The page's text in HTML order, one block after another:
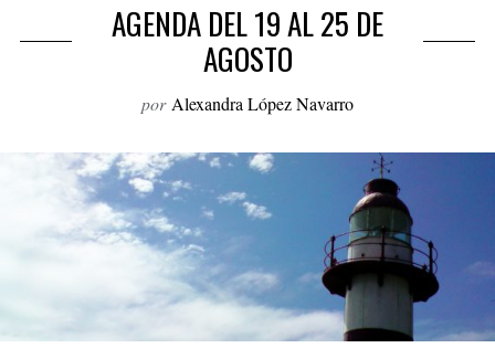
c
h
:
AGENDA DEL 19 AL 25 DE
AGOSTO
por Alexandra López Navarro